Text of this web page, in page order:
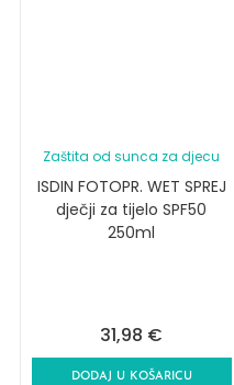
Zaštita od sunca za djecu
ISDIN FOTOPR. WET SPREJ
dječji za tijelo SPF50
250ml
31,98 €
DODAJ U KOŠARICU